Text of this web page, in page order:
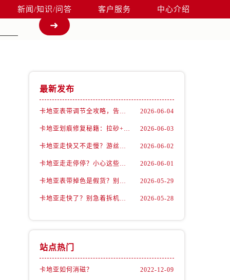
新闻/知识/问答 客户服务 中心介绍
最新发布
卡地亚表带调节全攻略，告别过短烦恼 2026-06-04
卡地亚划痕修复秘籍：拉砂+抛光双工艺还原如新 2026-06-03
卡地亚走快又不走慢？游丝问题你了解多少？ 2026-06-02
卡地亚走走停停？小心这些隐藏杀手 2026-06-01
卡地亚表带掉色是假货？别急，可能是这些日常习惯惹的祸 2026-05-29
卡地亚走快了？别急着拆机，先做这一步 2026-05-28
站点热门
卡地亚如何消磁？ 2022-12-09